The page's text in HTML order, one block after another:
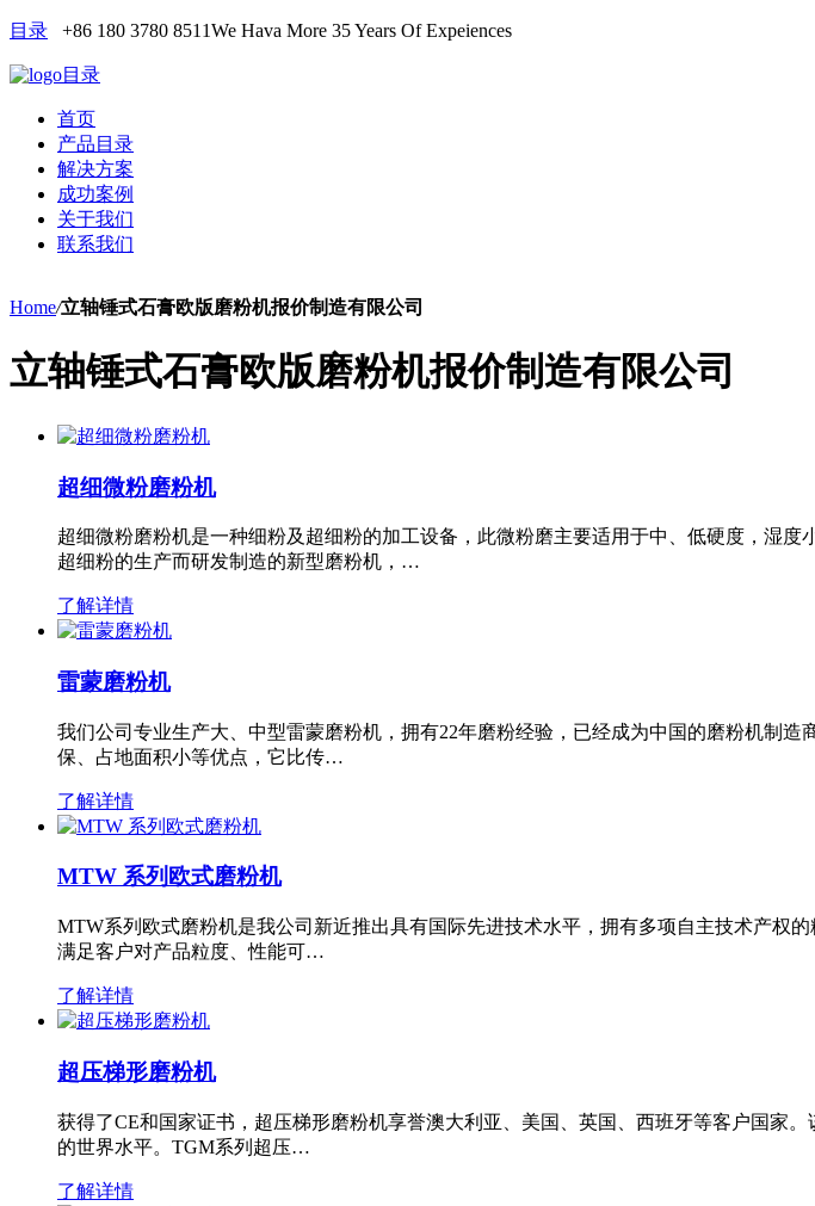
目录 +86 180 3780 8511We Hava More 35 Years Of Expeiences
目录
首页
产品目录
解决方案
成功案例
关于我们
联系我们
Home/立轴锤式石膏欧版磨粉机报价制造有限公司
立轴锤式石膏欧版磨粉机报价制造有限公司
超细微粉磨粉机
超细微粉磨粉机是一种细粉及超细粉的加工设备，此微粉磨主要适用于中、低硬度，湿
超细粉的生产而研发制造的新型磨粉机，…
了解详情
雷蒙磨粉机
我们公司专业生产大、中型雷蒙磨粉机，拥有22年磨粉经验，已经成为中国的磨粉机制
保、占地面积小等优点，它比传…
了解详情
MTW 系列欧式磨粉机
MTW系列欧式磨粉机是我公司新近推出具有国际先进技术水平，拥有多项自主技术产权
满足客户对产品粒度、性能可…
了解详情
超压梯形磨粉机
获得了CE和国家证书，超压梯形磨粉机享誉澳大利亚、美国、英国、西班牙等客户国家
的世界水平。TGM系列超压…
了解详情